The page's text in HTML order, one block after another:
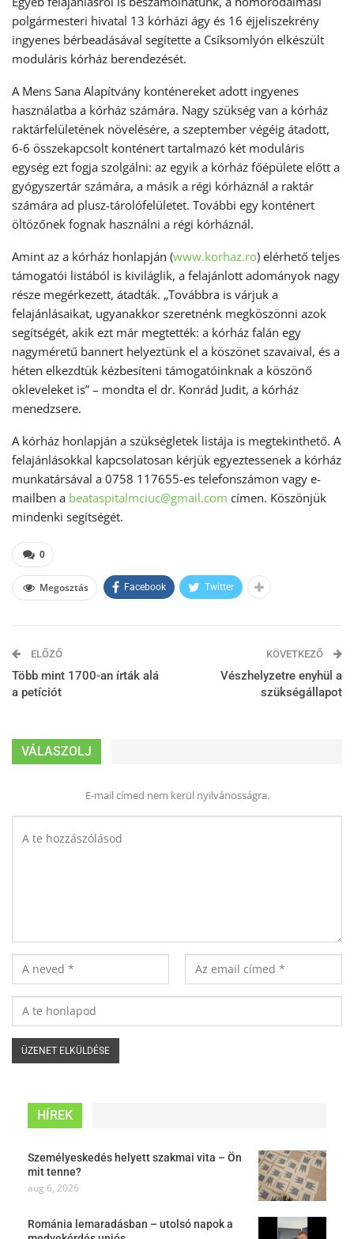
polgármesteri hivatal 13 kórházi ágy és 16 éjjeliszekrény
ingyenes bérbeadásával segítette a Csíksomlyón elkészült
moduláris kórház berendezését.
A Mens Sana Alapítvány konténereket adott ingyenes
használatba a kórház számára. Nagy szükség van a kórház
raktárfelületének növelésére, a szeptember végéig átadott,
6-6 összekapcsolt konténert tartalmazó két moduláris
egység ezt fogja szolgálni: az egyik a kórház főépülete előtt a
gyógyszertár számára, a másik a régi kórháznál a raktár
számára ad plusz-tárolófelületet. További egy konténert
öltözőnek fognak használni a régi kórháznál.
Amint az a kórház honlapján (www.korhaz.ro) elérhető teljes
támogatói listából is kiviláglik, a felajánlott adományok nagy
része megérkezett, átadták. „Továbbra is várjuk a
felajánlásaikat, ugyanakkor szeretnénk megköszönni azok
segítségét, akik ezt már megtették: a kórház falán egy
nagyméretű bannert helyeztünk el a köszönet szavaival, és a
héten elkezdtük kézbesíteni támogatóinknak a köszönő
okleveleket is” – mondta el dr. Konrád Judit, a kórház
menedzsere.
A kórház honlapján a szükségletek listája is megtekinthető. A
felajánlásokkal kapcsolatosan kérjük egyeztessenek a kórház
munkatársával a 0758 117655-es telefonszámon vagy e-
mailben a beataspitalmciuc@gmail.com címen. Köszönjük
mindenki segítségét.
0
Megosztás Facebook Twitter
ELŐZŐ
Több mint 1700-an írták alá
a petíciót
KÖVETKEZŐ
Vészhelyzetre enyhül a
szükségállapot
VÁLASZOLJ
E-mail címed nem kerül nyilvánosságra.
HÍREK
Személyeskedés helyett szakmai vita – Ön
mit tenne?
aug 6, 2026
Románia lemaradásban – utolsó napok a